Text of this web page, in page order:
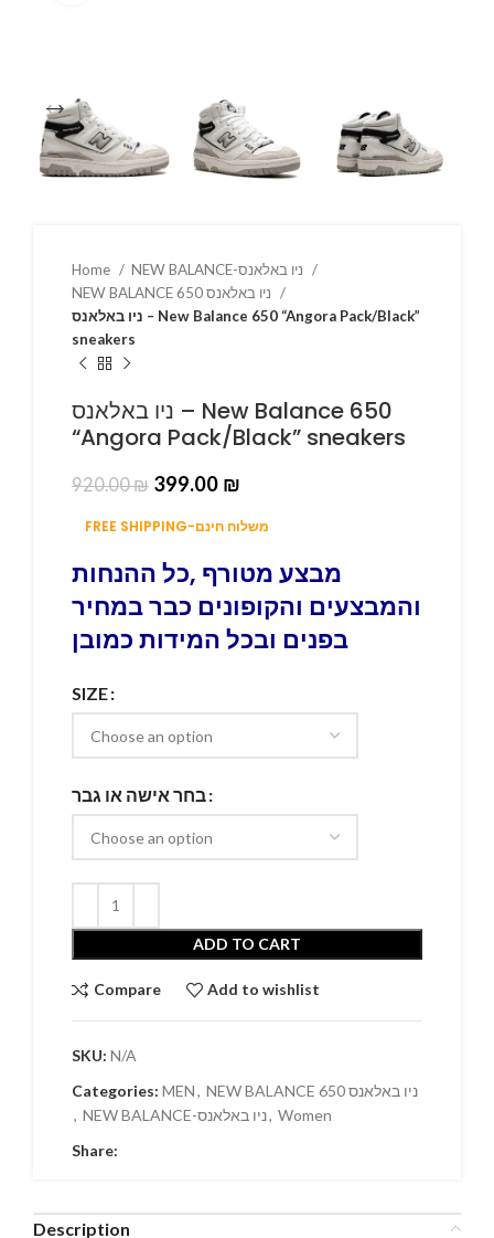
Home
ניו באלאנס – New Balance 650 “Angora Pack/Black”
sneakers
ניו באלאנס – New Balance 650
“Angora Pack/Black” sneakers
920.00₪ 399.00 ₪
FREE SHIPPING-משלוח חינם
מבצע מטורף ,כל ההנחות
והמבצעים והקופונים כבר במחיר
בפנים ובכל המידות כמובן
SIZE
בחר אישה או גבר
ADD TO CART
Compare Add to wishlist
SKU: N/A
Categories: MEN,
NEW BALANCE 650 ניו באלאנס
,
NEW BALANCE-ניו באלאנס, Women
Share:
Description